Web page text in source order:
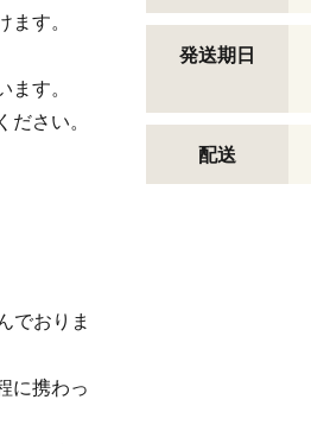
す。
す。
さい。
でおりま
に携わっ
発送期日
配送